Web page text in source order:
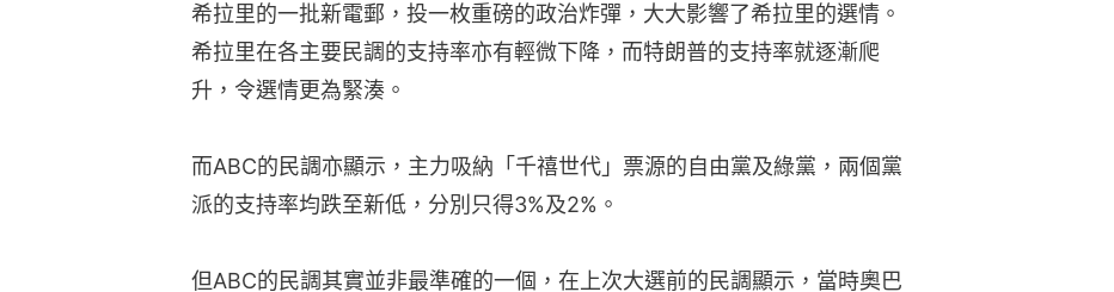
希拉里的一批新電郵，投一枚重磅的政治炸彈，大大影響了希拉里的選情。
希拉里在各主要民調的支持率亦有輕微下降，而特朗普的支持率就逐漸爬
升，令選情更為緊湊。
而ABC的民調亦顯示，主力吸納「千禧世代」票源的自由黨及綠黨，兩個黨
派的支持率均跌至新低，分別只得3%及2%。
但ABC的民調其實並非最準確的一個，在上次大選前的民調顯示，當時奧巴